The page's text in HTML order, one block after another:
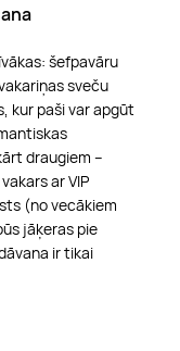
šefpavāru
sveču
kur paši var apgūt
draugiem –
ar VIP
(no vecākiem
jāķeras pie
ir tikai